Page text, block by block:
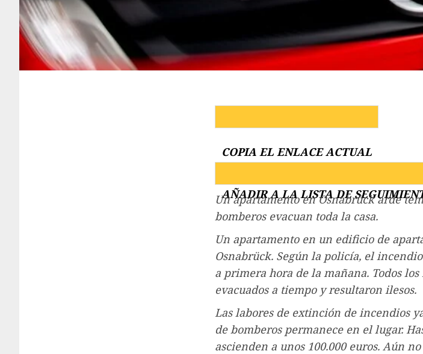
COPIA EL ENLACE ACTUAL
AÑADIR A LA LISTA DE
Un apartamento en Osnabrück arde
bomberos evacuan toda la casa.
Un apartamento en un edificio de
Osnabrück. Según la policía, el
a primera hora de la mañana. Todos
evacuados a tiempo y resultaron ilesos.
Las labores de extinción de incendios
de bomberos permanece en el lugar.
ascienden a unos 100.000 euros. Aún